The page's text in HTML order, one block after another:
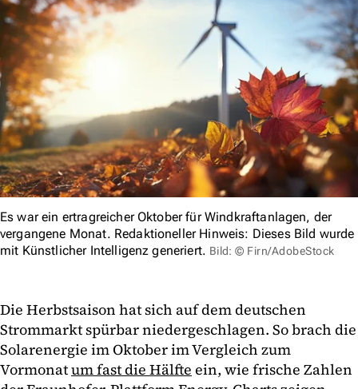
Es war ein ertragreicher Oktober für Windkraftanlagen, der
vergangene Monat. Redaktioneller Hinweis: Dieses Bild wurde
mit Künstlicher Intelligenz generiert. Bild: © Firn/AdobeStock
Die Herbstsaison hat sich auf dem deutschen
Strommarkt spürbar niedergeschlagen. So brach die
Solarenergie im Oktober im Vergleich zum
Vormonatum fast die Hälfte ein, wie frische Zahlen